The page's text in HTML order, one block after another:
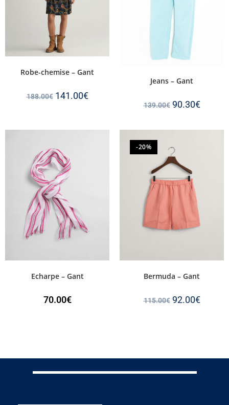
Robe-chemise – Gant
188.00€ 141.00€
Jeans – Gant
139.00€ 90.30€
Echarpe – Gant
70.00€
-20%
Bermuda – Gant
115.00€ 92.00€